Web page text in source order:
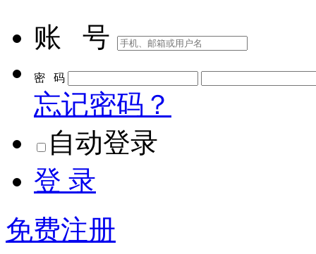
账 号
密 码
忘记密码？
自动登录
登 录
免费注册